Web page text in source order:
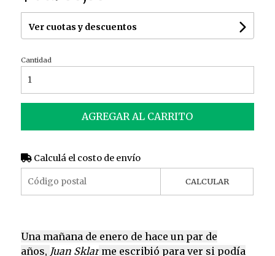
Ver cuotas y descuentos
Cantidad
AGREGAR AL CARRITO
Calculá el costo de envío
CALCULAR
Una mañana de enero de hace un par de
años, Juan Sklarme escribió para ver si podía